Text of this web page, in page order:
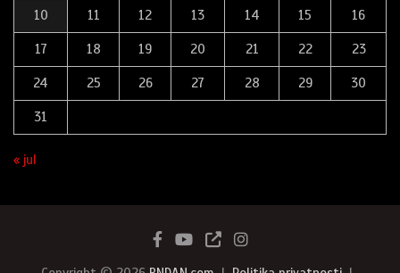
10 11 12 13 14 15 16
17 18 19 20 21 22 23
24 25 26 27 28 29 30
31
« jul